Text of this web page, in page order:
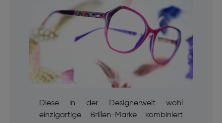
Diese in der Designerwelt wohl
einzigartige Brillen-Marke kombiniert